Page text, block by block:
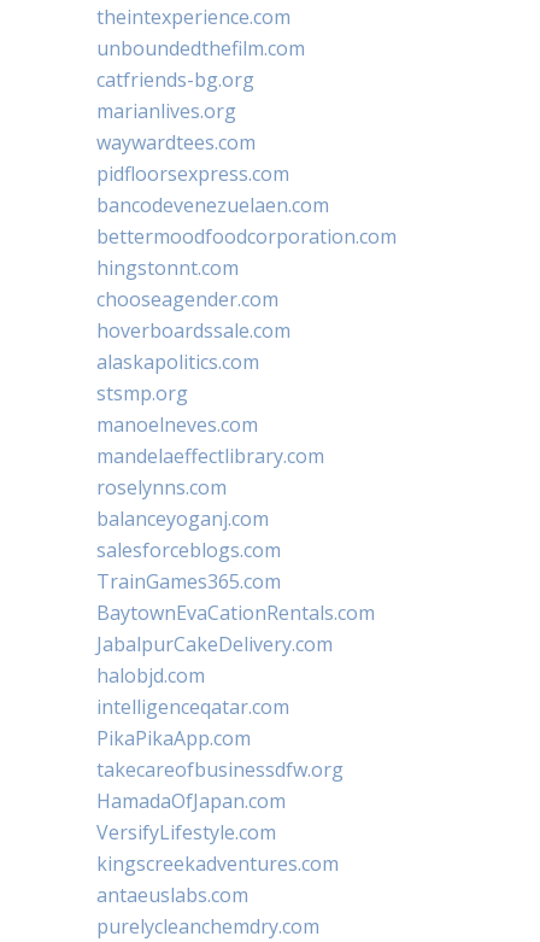
theintexperience.com
unboundedthefilm.com
catfriends-bg.org
marianlives.org
waywardtees.com
pidfloorsexpress.com
bancodevenezuelaen.com
bettermoodfoodcorporation.com
hingstonnt.com
chooseagender.com
hoverboardssale.com
alaskapolitics.com
stsmp.org
manoelneves.com
mandelaeffectlibrary.com
roselynns.com
balanceyoganj.com
salesforceblogs.com
TrainGames365.com
BaytownEvaCationRentals.com
JabalpurCakeDelivery.com
halobjd.com
intelligenceqatar.com
PikaPikaApp.com
takecareofbusinessdfw.org
HamadaOfJapan.com
VersifyLifestyle.com
kingscreekadventures.com
antaeuslabs.com
purelycleanchemdry.com